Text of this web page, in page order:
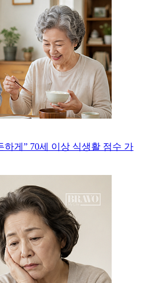
하게” 70세 이상 식생활 점수 가